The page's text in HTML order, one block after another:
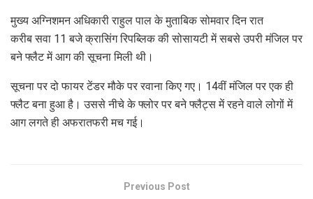
मुख्य अग्निशमन अधिकारी राहुल पाल के मुताबिक सोमवार दिन रात
करीब सवा 11 बजे क्रासिंग रिपब्लिक की सोसायटी में सबसे उपरी मंजिल पर
बने फ्लैट में आग की सूचना मिली थी।
सूचना पर दो फायर टेंडर मौके पर रवाना किए गए। 14वीं मंजिल पर एक ही
फ्लैट बना हुआ है। उससे नीचे के फ्लोर पर बने फ्लैट्स में रहने वाले लोगों में
आग लगते ही अफरातफरी मच गई।
Previous Post